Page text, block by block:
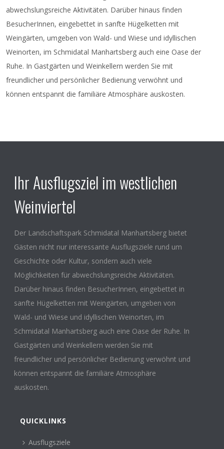
Die Vorteile von E-Bikes bei längeren Strecken,
Gegenwind und Steigungen bewegen immer mehr
Menschen zum Umstieg oder Einstieg in die
klimafreundliche Zweiradmobilität. Der E-Bike-Boom
spiegelt sich aber leider auch in der Unfallstatistik
wider. 2021 verunglückten laut Statistik Austria 50
Radfahrende auf Österreichs Straßen tödlich, 22
Beteiligung von Radfahrenden (inkl. E-Bike und E-
Nicht nur das höhere Gewicht, auch die im Vergleich
zu einem herkömmlichen Fahrrad ungewohnte
Beschleunigung kann Fahrende vor
Sicherheit zu verbessern, bietet der ÖAMTC seit
einigen Jahren kostenfreie E-Bike-Kurse an – allein
im Vorjahr nahmen 750 Personen an mehr als 100
Kursen teil.
Der Mobilitätsclub und die Gemeinde Heldenberg
setzen sich daher zum Ziel, die individuelle Mobilität
und Sicherheit in Form von kostenlosen E-Bike-
Kursen zu fördern. Anfänger:innen und
Fortgeschrittene haben im geschützten Bereich
besser die Möglichkeit, sich mit dem E-Bike vertraut
zu machen. Am Programm stehen einerseits
Begriffserklärungen, Informationen und Theorie,
Kurventechnik, die richtige Gangwahl usw. im
abwechslungsreiche Aktivitäten. Darüber hinaus finden
BesucherInnen, eingebettet in sanfte Hügelketten mit
Weingärten, umgeben von Wald- und Wiese und idyllischen
Weinorten, im Schmidatal Manhartsberg auch eine Oase der
Ruhe. In Gastgärten und Weinkellern werden Sie mit
freundlicher und persönlicher Bedienung verwöhnt und
können entspannt die familiäre Atmosphäre auskosten.
Ihr Ausflugsziel im westlichen
Weinviertel
Der Landschaftspark Schmidatal Manhartsberg bietet
Gästen nicht nur interessante Ausflugsziele rund um
Geschichte oder Kultur, sondern auch viele
Möglichkeiten für abwechslungsreiche Aktivitäten.
Darüber hinaus finden BesucherInnen, eingebettet in
sanfte Hügelketten mit Weingärten, umgeben von
Wald- und Wiese und idyllischen Weinorten, im
Schmidatal Manhartsberg auch eine Oase der Ruhe. In
Gastgärten und Weinkellern werden Sie mit
freundlicher und persönlicher Bedienung verwöhnt und
können entspannt die familiäre Atmosphäre
auskosten.
QUICKLINKS
Ausflugsziele